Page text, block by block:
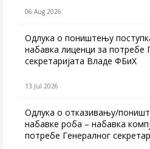
06 Aug 2026
Одлука о поништењу
набавка лиценци за потребе
секретаријата Владе ФБиХ
13 Jul 2026
Одлука о отказивању/
набавке роба – набавка
потребе Генералног